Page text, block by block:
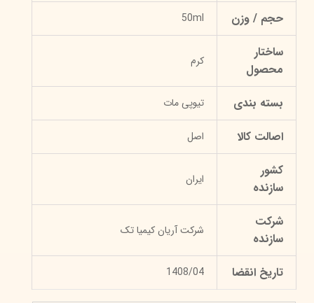
حجم / وزن 50ml
ساختار
محصول
کرم
بسته بندی تیوپی مات
اصالت کالا اصل
کشور
سازنده
ایران
شرکت
سازنده
شرکت آریان کیمیا تک
تاریخ انقضا 1408/04